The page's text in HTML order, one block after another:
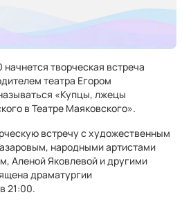
творческая встреча
театра Егором
«Купцы, лжецы
в Театре Маяковского».
встречу с художественным
народными артистами
Аленой Яковлевой и другими
драматургии
21:00.